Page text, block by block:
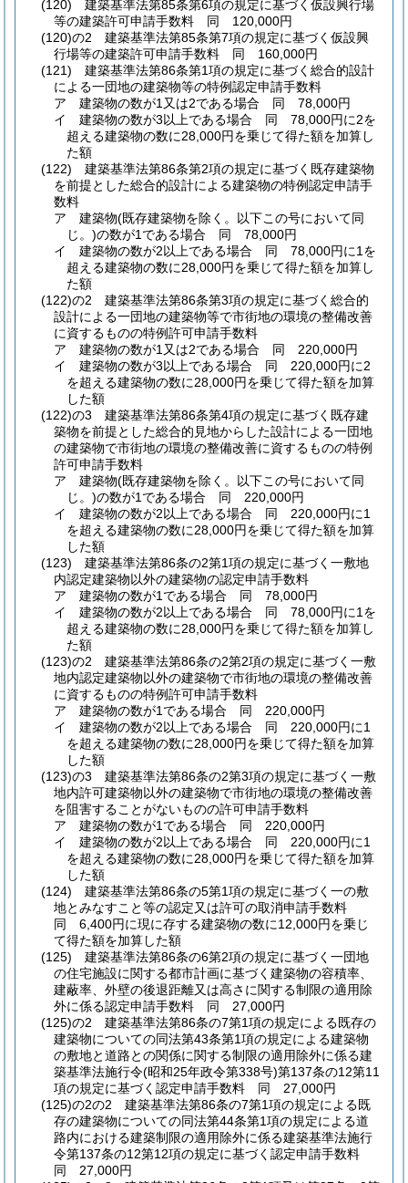
(120)
建築基準法第85条第6項の規定に基づく仮設興行場
等の建築許可申請手数料 同 120,000円
(120)の2
建築基準法第85条第7項の規定に基づく仮設興
行場等の建築許可申請手数料 同 160,000円
(121)
建築基準法第86条第1項の規定に基づく総合的設計
による一団地の建築物等の特例認定申請手数料
ア
建築物の数が1又は2である場合 同 78,000円
イ
建築物の数が3以上である場合 同 78,000円に2を
超える建築物の数に28,000円を乗じて得た額を加算し
た額
(122)
建築基準法第86条第2項の規定に基づく既存建築物
を前提とした総合的設計による建築物の特例認定申請手
数料
ア
建築物(既存建築物を除く。以下この号において同
じ。)の数が1である場合 同 78,000円
イ
建築物の数が2以上である場合 同 78,000円に1を
超える建築物の数に28,000円を乗じて得た額を加算し
た額
(122)の2
建築基準法第86条第3項の規定に基づく総合的
設計による一団地の建築物等で市街地の環境の整備改善
に資するものの特例許可申請手数料
ア
建築物の数が1又は2である場合 同 220,000円
イ
建築物の数が3以上である場合 同 220,000円に2
を超える建築物の数に28,000円を乗じて得た額を加算
した額
(122)の3
建築基準法第86条第4項の規定に基づく既存建
築物を前提とした総合的見地からした設計による一団地
の建築物で市街地の環境の整備改善に資するものの特例
許可申請手数料
ア
建築物(既存建築物を除く。以下この号において同
じ。)の数が1である場合 同 220,000円
イ
建築物の数が2以上である場合 同 220,000円に1
を超える建築物の数に28,000円を乗じて得た額を加算
した額
(123)
建築基準法第86条の2第1項の規定に基づく一敷地
内認定建築物以外の建築物の認定申請手数料
ア
建築物の数が1である場合 同 78,000円
イ
建築物の数が2以上である場合 同 78,000円に1を
超える建築物の数に28,000円を乗じて得た額を加算し
た額
(123)の2
建築基準法第86条の2第2項の規定に基づく一敷
地内認定建築物以外の建築物で市街地の環境の整備改善
に資するものの特例許可申請手数料
ア
建築物の数が1である場合 同 220,000円
イ
建築物の数が2以上である場合 同 220,000円に1
を超える建築物の数に28,000円を乗じて得た額を加算
した額
(123)の3
建築基準法第86条の2第3項の規定に基づく一敷
地内許可建築物以外の建築物で市街地の環境の整備改善
を阻害することがないものの許可申請手数料
ア
建築物の数が1である場合 同 220,000円
イ
建築物の数が2以上である場合 同 220,000円に1
を超える建築物の数に28,000円を乗じて得た額を加算
した額
(124)
建築基準法第86条の5第1項の規定に基づく一の敷
地とみなすこと等の認定又は許可の取消申請手数料
同 6,400円に現に存する建築物の数に12,000円を乗じ
て得た額を加算した額
(125)
建築基準法第86条の6第2項の規定に基づく一団地
の住宅施設に関する都市計画に基づく建築物の容積率、
建蔽率、外壁の後退距離又は高さに関する制限の適用除
外に係る認定申請手数料 同 27,000円
(125)の2
建築基準法第86条の7第1項の規定による既存の
建築物についての同法第43条第1項の規定による建築物
の敷地と道路との関係に関する制限の適用除外に係る建
築基準法施行令(昭和25年政令第338号)第137条の12第11
項の規定に基づく認定申請手数料 同 27,000円
(125)の2の2
建築基準法第86条の7第1項の規定による既
存の建築物についての同法第44条第1項の規定による道
路内における建築制限の適用除外に係る建築基準法施行
令第137条の12第12項の規定に基づく認定申請手数料
同 27,000円